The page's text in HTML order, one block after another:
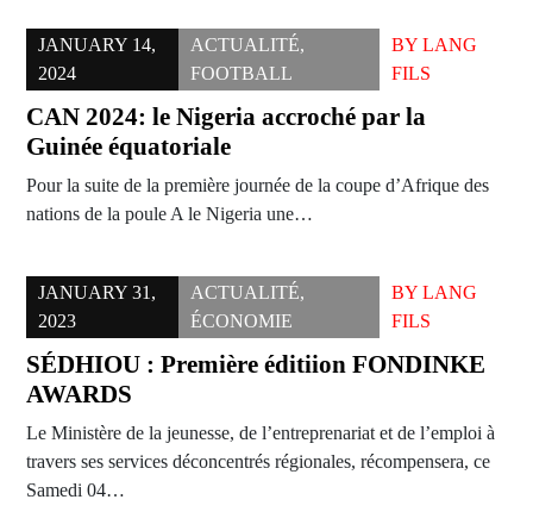
JANUARY 14,
2024
ACTUALITÉ,
FOOTBALL
BY LANG
FILS
CAN 2024: le Nigeria accroché par la
Guinée équatoriale
Pour la suite de la première journée de la coupe d’Afrique des
nations de la poule A le Nigeria une…
JANUARY 31,
2023
ACTUALITÉ,
ÉCONOMIE
BY LANG
FILS
SÉDHIOU : Première éditiion FONDINKE
AWARDS
Le Ministère de la jeunesse, de l’entreprenariat et de l’emploi à
travers ses services déconcentrés régionales, récompensera, ce
Samedi 04…